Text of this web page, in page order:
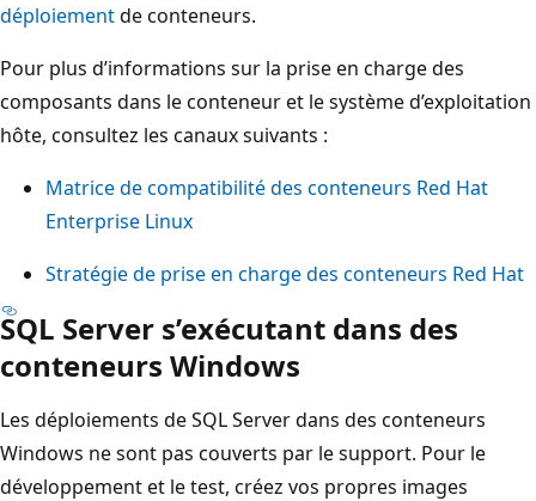
déploiementde conteneurs.
Pour plus d’informations sur la prise en charge des
composants dans le conteneur et le système d’exploitation
hôte, consultez les canaux suivants :
Matrice de compatibilité des conteneurs Red Hat
Enterprise Linux
Stratégie de prise en charge des conteneurs Red Hat
SQL Server s’exécutant dans des
conteneurs Windows
Les déploiements de SQL Server dans des conteneurs
Windows ne sont pas couverts par le support. Pour le
développement et le test, créez vos propres images